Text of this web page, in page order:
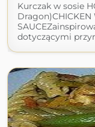
Kurczak w sosie
Dragon)CHICKEN
dotyczącymi